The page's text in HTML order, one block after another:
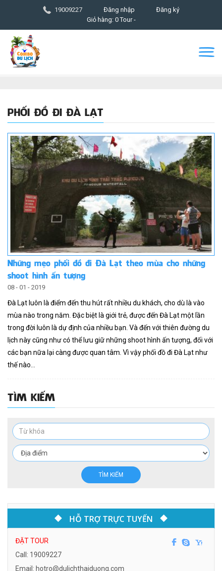
19009227 Đăng nhập
Đăng ký
Giỏ hàng: 0 Tour -
PHỐI ĐỒ ĐI ĐÀ LẠT
Những mẹo phối đồ đi Đà Lạt theo mùa cho những
shoot hình ấn tượng
08 - 01 - 2019
Đà Lạt luôn là điểm đến thu hút rất nhiều du khách, cho dù là vào
mùa nào trong năm. Đặc biệt là giới trẻ, được đến Đà Lạt một lần
trong đời luôn là dự định của nhiều bạn. Và đến với thiên đường du
lịch này cũng như có thể lưu giữ những shoot hình ấn tượng, đối với
các bạn nữa lại càng được quan tâm. Vì vậy phối đồ đi Đà Lạt như
thế nào...
TÌM KIẾM
TÌM KIẾM
HỖ TRỢ TRỰC TUYẾN
ĐẶT TOUR
Call: 19009227
Email: hotro@dulichthaiduong.com